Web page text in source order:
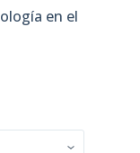
en el